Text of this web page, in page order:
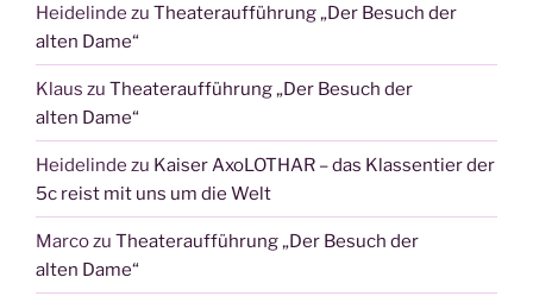
Heidelinde zu Theateraufführung „Der Besuch der
alten Dame“
Klaus zu Theateraufführung „Der Besuch der
alten Dame“
Heidelinde zu Kaiser AxoLOTHAR – das Klassentier der
5c reist mit uns um die Welt
Marcozu Theateraufführung „Der Besuch der
alten Dame“